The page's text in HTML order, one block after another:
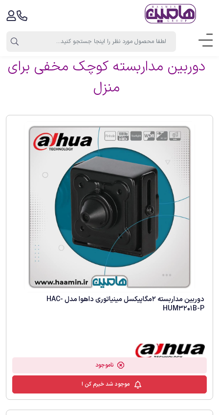
دوربین مداربسته کوچک مخفی برای
منزل
دوربین مداربسته 2مگاپیکسل مینیاتوری داهوا مدل HAC-
HUM3201B-P
ناموجود
موجود شد خبرم کن !